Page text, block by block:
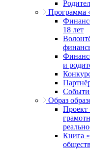
Программа
18 лет
и
Образ
Проект
Книга